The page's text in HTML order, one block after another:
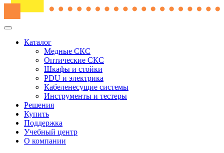
Каталог
Медные СКС
Оптические СКС
Шкафы и стойки
PDU и электрика
Кабеленесущие системы
Инструменты и тестеры
Решения
Купить
Поддержка
Учебный центр
О компании